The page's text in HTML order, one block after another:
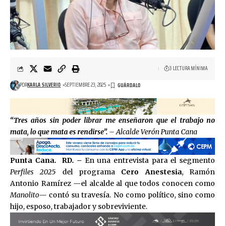
PORKARLA SILVERIO SEPTIEMBRE 23, 2025
3 LECTURA MÍNIMA
“Tres años sin poder librar me enseñaron que el trabajo no
mata, lo que mata es rendirse”. – Alcalde Verón Punta Cana
Punta Cana. RD. – En una entrevista para el segmento
Perfiles 2025 del programa Cero Anestesia, Ramón
Antonio Ramírez —el alcalde al que todos conocen como
Manolito— contó su travesía. No como político, sino como
hijo, esposo, trabajador y sobreviviente.